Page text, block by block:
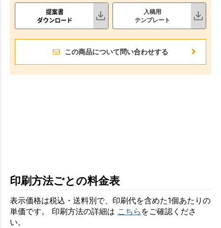
提案書
ダウンロード
入稿用
テンプレート
この商品について問い合わせする
印刷方法ごとの料金表
表示価格は税込・送料別で、印刷代を含めた1個あたりの
単価です。 印刷方法の詳細は こちら をご確認くださ
い。